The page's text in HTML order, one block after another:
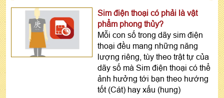
Sim điện thoại có phải là vật
phẩm phong thủy?
Mỗi con số trong dãy sim điện
thoại đều mang những năng
lượng riêng, tùy theo trật tự của
dãy số mà Sim điện thoại có thể
ảnh hưởng tới bạn theo hướng
tốt (Cát) hay xấu (hung)